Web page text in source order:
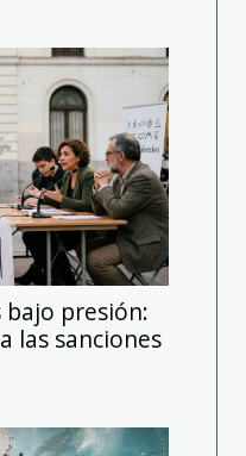
bajo presión:
las sanciones